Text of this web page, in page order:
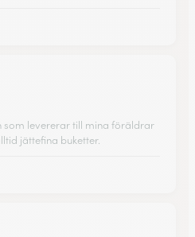
som levererar till mina föräldrar
jättefina buketter.